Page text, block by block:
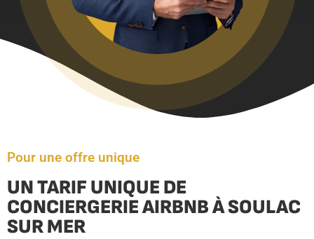
Pour une offre unique
UN TARIF UNIQUE DE
CONCIERGERIE AIRBNB À SOULAC
SUR MER